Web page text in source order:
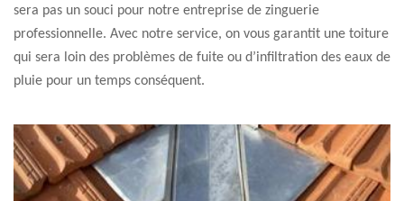
sera pas un souci pour notre entreprise de zinguerie
professionnelle. Avec notre service, on vous garantit une toiture
qui sera loin des problèmes de fuite ou d’infiltration des eaux de
pluie pour un temps conséquent.